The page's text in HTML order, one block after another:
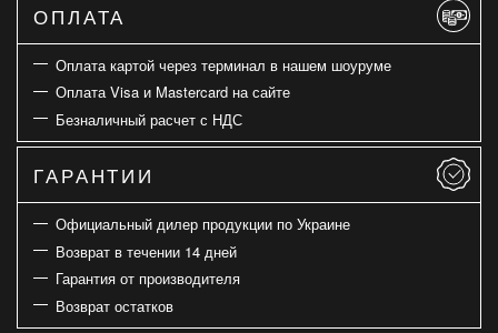
ОПЛАТА
Оплата картой через терминал в нашем шоуруме
Оплата Visa и Mastercard на сайте
Безналичный расчет с НДС
ГАРАНТИИ
Официальный дилер продукции по Украине
Возврат в течении 14 дней
Гарантия от производителя
Возврат остатков